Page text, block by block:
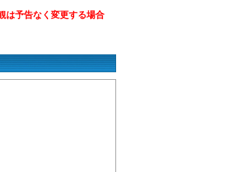
は予告なく変更する場合